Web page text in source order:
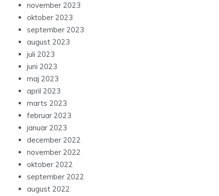
november 2023
oktober 2023
september 2023
august 2023
juli 2023
juni 2023
maj 2023
april 2023
marts 2023
februar 2023
januar 2023
december 2022
november 2022
oktober 2022
september 2022
august 2022